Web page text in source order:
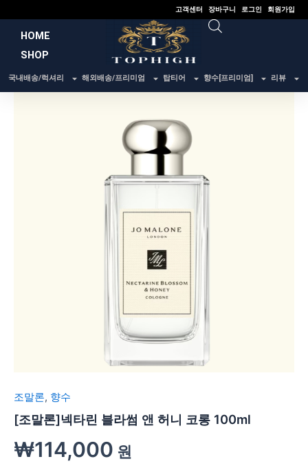
건
너
고객센터 장바구니 로그인 회원가입
HOME
SHOP
국내배송/럭셔리 해외배송/프리미엄 탑티어 향수[프리미엄] 리뷰
조말론, 향수
[조말론]넥타린 블라썸 앤 허니 코롱 100ml
₩114,000 원